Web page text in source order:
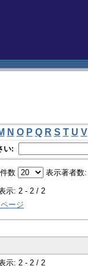
N O P Q R S T U V
い:
数 表示著者数:
示: 2 - 2 / 2
ージ
示: 2 - 2 / 2